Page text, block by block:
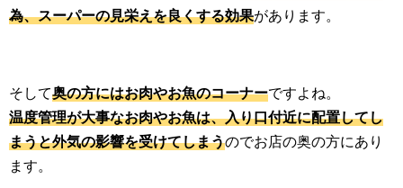
為、スーパーの見栄えを良くする効果があります。
そして奥の方にはお肉やお魚のコーナーですよね。
温度管理が大事なお肉やお魚は、入り口付近に配置してし
まうと外気の影響を受けてしまうのでお店の奥の方にあり
ます。